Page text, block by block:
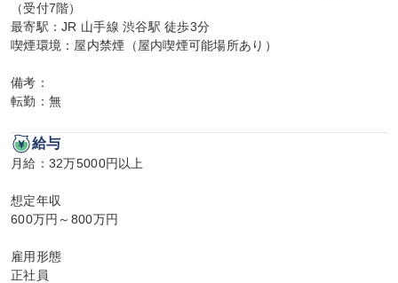
（受付7階）
最寄駅：JR 山手線 渋谷駅 徒歩3分
喫煙環境：屋内禁煙（屋内喫煙可能場所あり）
備考：
転勤：無
給与
月給：32万5000円以上
想定年収
600万円～800万円
雇用形態
正社員